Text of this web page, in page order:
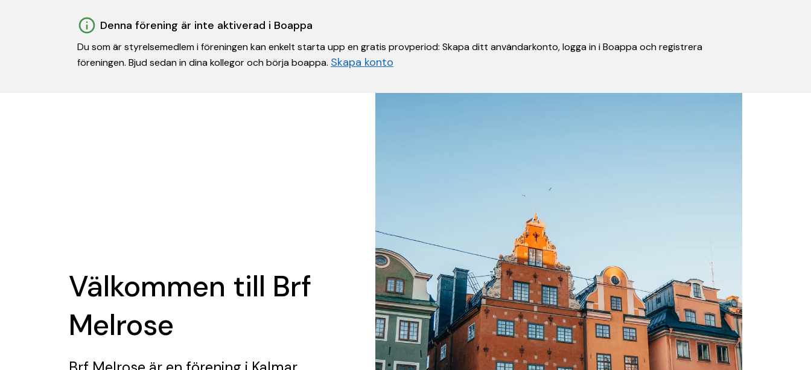
Denna förening är inte aktiverad i Boappa
Du som är styrelsemedlem i föreningen kan enkelt starta upp en gratis provperiod: Skapa ditt användarkonto, logga in i Boappa och registrera
föreningen. Bjud sedan in dina kollegor och börja boappa. Skapa konto
Välkommen till Brf
Melrose